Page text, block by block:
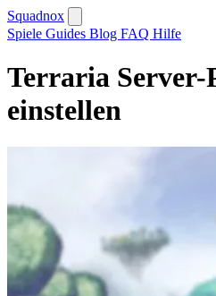
Squadnox
Spiele Guides Blog FAQ Hilfe
Terraria Server-
einstellen